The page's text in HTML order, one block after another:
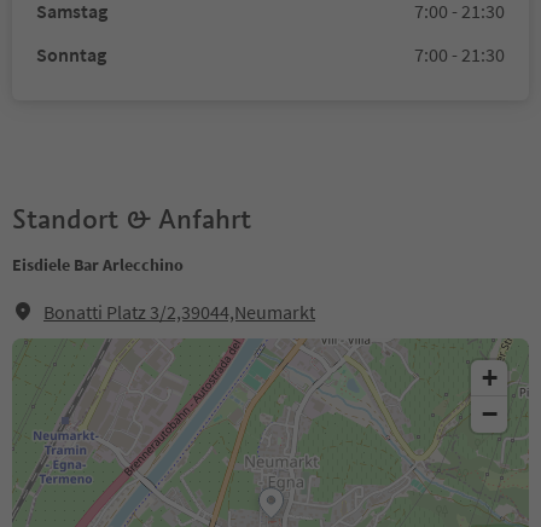
Samstag
7:00 - 21:30
Sonntag
7:00 - 21:30
Standort & Anfahrt
Eisdiele Bar Arlecchino
Bonatti Platz 3/2,39044,Neumarkt
+
−